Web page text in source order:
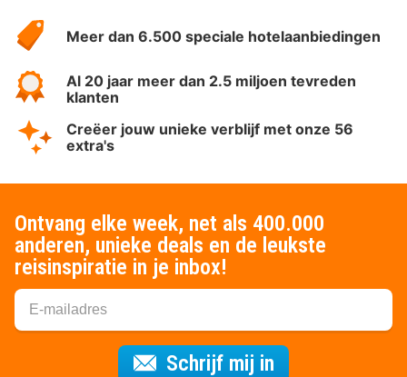
HotelSpecials
Meer dan 6.500 speciale hotelaanbiedingen
Al 20 jaar meer dan 2.5 miljoen tevreden
klanten
Creëer jouw unieke verblijf met onze 56
extra's
Ontvang elke week, net als 400.000
anderen, unieke deals en de leukste
reisinspiratie in je inbox!
Schrijf mij in